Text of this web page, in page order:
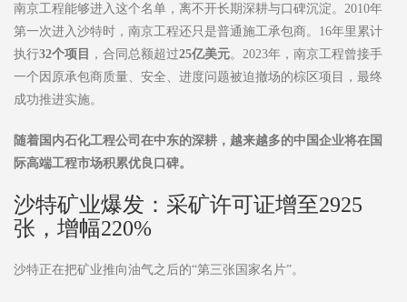
南京工程能够进入这个名单，离不开长期深耕与口碑沉淀。2010年
第一次进入沙特时，南京工程还只是普通施工承包商。16年里累计
执行32个项目 ，合同总额超过25亿美元。2023年，南京工程曾接手
一个因原承包商质量、安全、进度问题被迫撤场的棕区项目，最终
成功推进实施。
随着国内石化工程公司在中东的深耕，越来越多的中国企业将在国
际高端工程市场积累优良口碑。
沙特矿业爆发：采矿许可证增至2925
张，增幅220%
沙特正在把矿业推向油气之后的“第三张国家名片”。